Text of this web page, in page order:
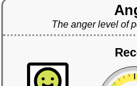
The anger level of